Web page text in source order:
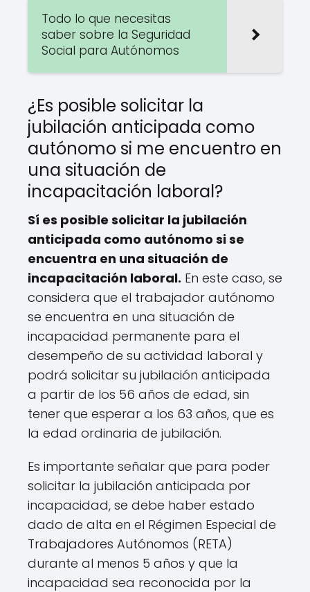
Todo lo que necesitas
saber sobre la Seguridad
Social para Autónomos
¿Es posible solicitar la
jubilación anticipada como
autónomo si me encuentro en
una situación de
incapacitación laboral?
Sí es posible solicitar la jubilación
anticipada como autónomo si se
encuentra en una situación de
incapacitación laboral. En este caso, se
considera que el trabajador autónomo
se encuentra en una situación de
incapacidad permanente para el
desempeño de su actividad laboral y
podrá solicitar su jubilación anticipada
a partir de los 56 años de edad, sin
tener que esperar a los 63 años, que es
la edad ordinaria de jubilación.
Es importante señalar que para poder
solicitar la jubilación anticipada por
incapacidad, se debe haber estado
dado de alta en el Régimen Especial de
Trabajadores Autónomos (RETA)
durante al menos 5 años y que la
incapacidad sea reconocida por la